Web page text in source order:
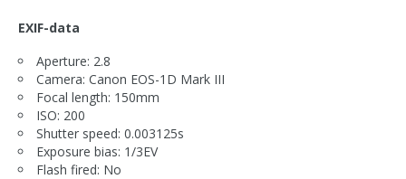
EXIF-data
Aperture: 2.8
Camera: Canon EOS-1D Mark III
Focal length: 150mm
ISO: 200
Shutter speed: 0.003125s
Exposure bias: 1/3EV
Flash fired: No